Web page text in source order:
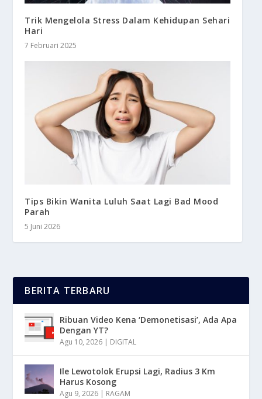
Trik Mengelola Stress Dalam Kehidupan Sehari
Hari
7 Februari 2025
Tips Bikin Wanita Luluh Saat Lagi Bad Mood
Parah
5 Juni 2026
BERITA TERBARU
Ribuan Video Kena ‘Demonetisasi’, Ada Apa
Dengan YT?
Agu 10, 2026 | DIGITAL
Ile Lewotolok Erupsi Lagi, Radius 3 Km
Harus Kosong
Agu 9, 2026 | RAGAM